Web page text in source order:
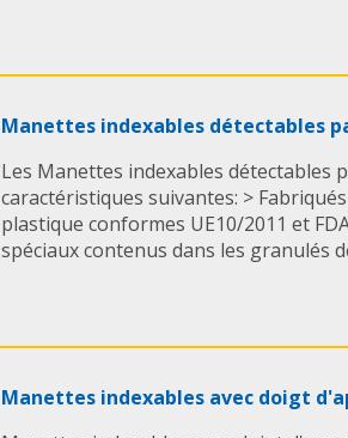
Manettes indexables détectables
Les Manettes indexables détectables
caractéristiques suivantes: >
plastique conformes UE10/2011 et
spéciaux contenus dans les granulés
Manettes indexables avec doigt